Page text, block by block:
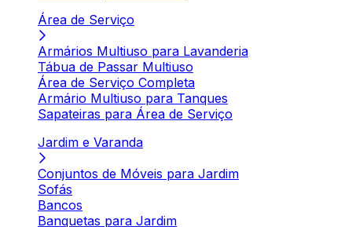
Área de Serviço
Armários Multiuso para Lavanderia
Tábua de Passar Multiuso
Área de Serviço Completa
Armário Multiuso para Tanques
Sapateiras para Área de Serviço
Jardim e Varanda
Conjuntos de Móveis para Jardim
Sofás
Bancos
Banquetas para Jardim